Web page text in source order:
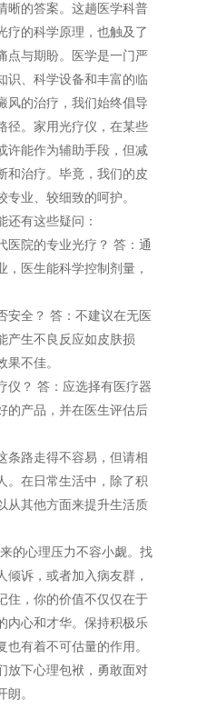
晰的答案。这趟医学科普
疗的科学原理，也触及了
点与期盼。医学是一门严
识、科学设备和丰富的临
风的治疗，我们始终倡导
径。家用光疗仪，在某些
许能作为辅助手段，但减
和治疗。毕竟，我们的皮
专业、较细致的呵护。
还有这些疑问：
医院的专业光疗？ 答：通
，医生能科学控制剂量，
安全？ 答：不建议在无医
产生不良反应如皮肤损
果不佳。
仪？ 答：应选择有医疗器
的产品，并在医生评估后
条路走得不容易，但请相
。在日常生活中，除了积
从其他方面来提升生活质
的心理压力不容小觑。找
倾诉，或者加入病友群，
住，你的价值不仅仅在于
内心和才华。保持积极乐
有着不可估量的作用。
放下心理包袱，勇敢面对
朗。